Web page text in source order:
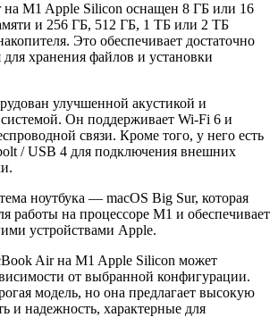
M1 Apple Silicon оснащен 8 ГБ или 16
и 256 ГБ, 512 ГБ, 1 ТБ или 2 ТБ
Это обеспечивает достаточно
хранения файлов и установки
улучшенной акустикой и
Он поддерживает Wi-Fi 6 и
связи. Кроме того, у него есть
/ USB 4 для подключения внешних
ноутбука — macOS Big Sur, которая
работы на процессоре M1 и обеспечивает
устройствами Apple.
Air на M1 Apple Silicon может
от выбранной конфигурации.
модель, но она предлагает высокую
и надежность, характерные для